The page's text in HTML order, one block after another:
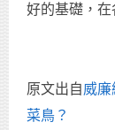
好的基礎，在
原文出自威廉
菜鳥？